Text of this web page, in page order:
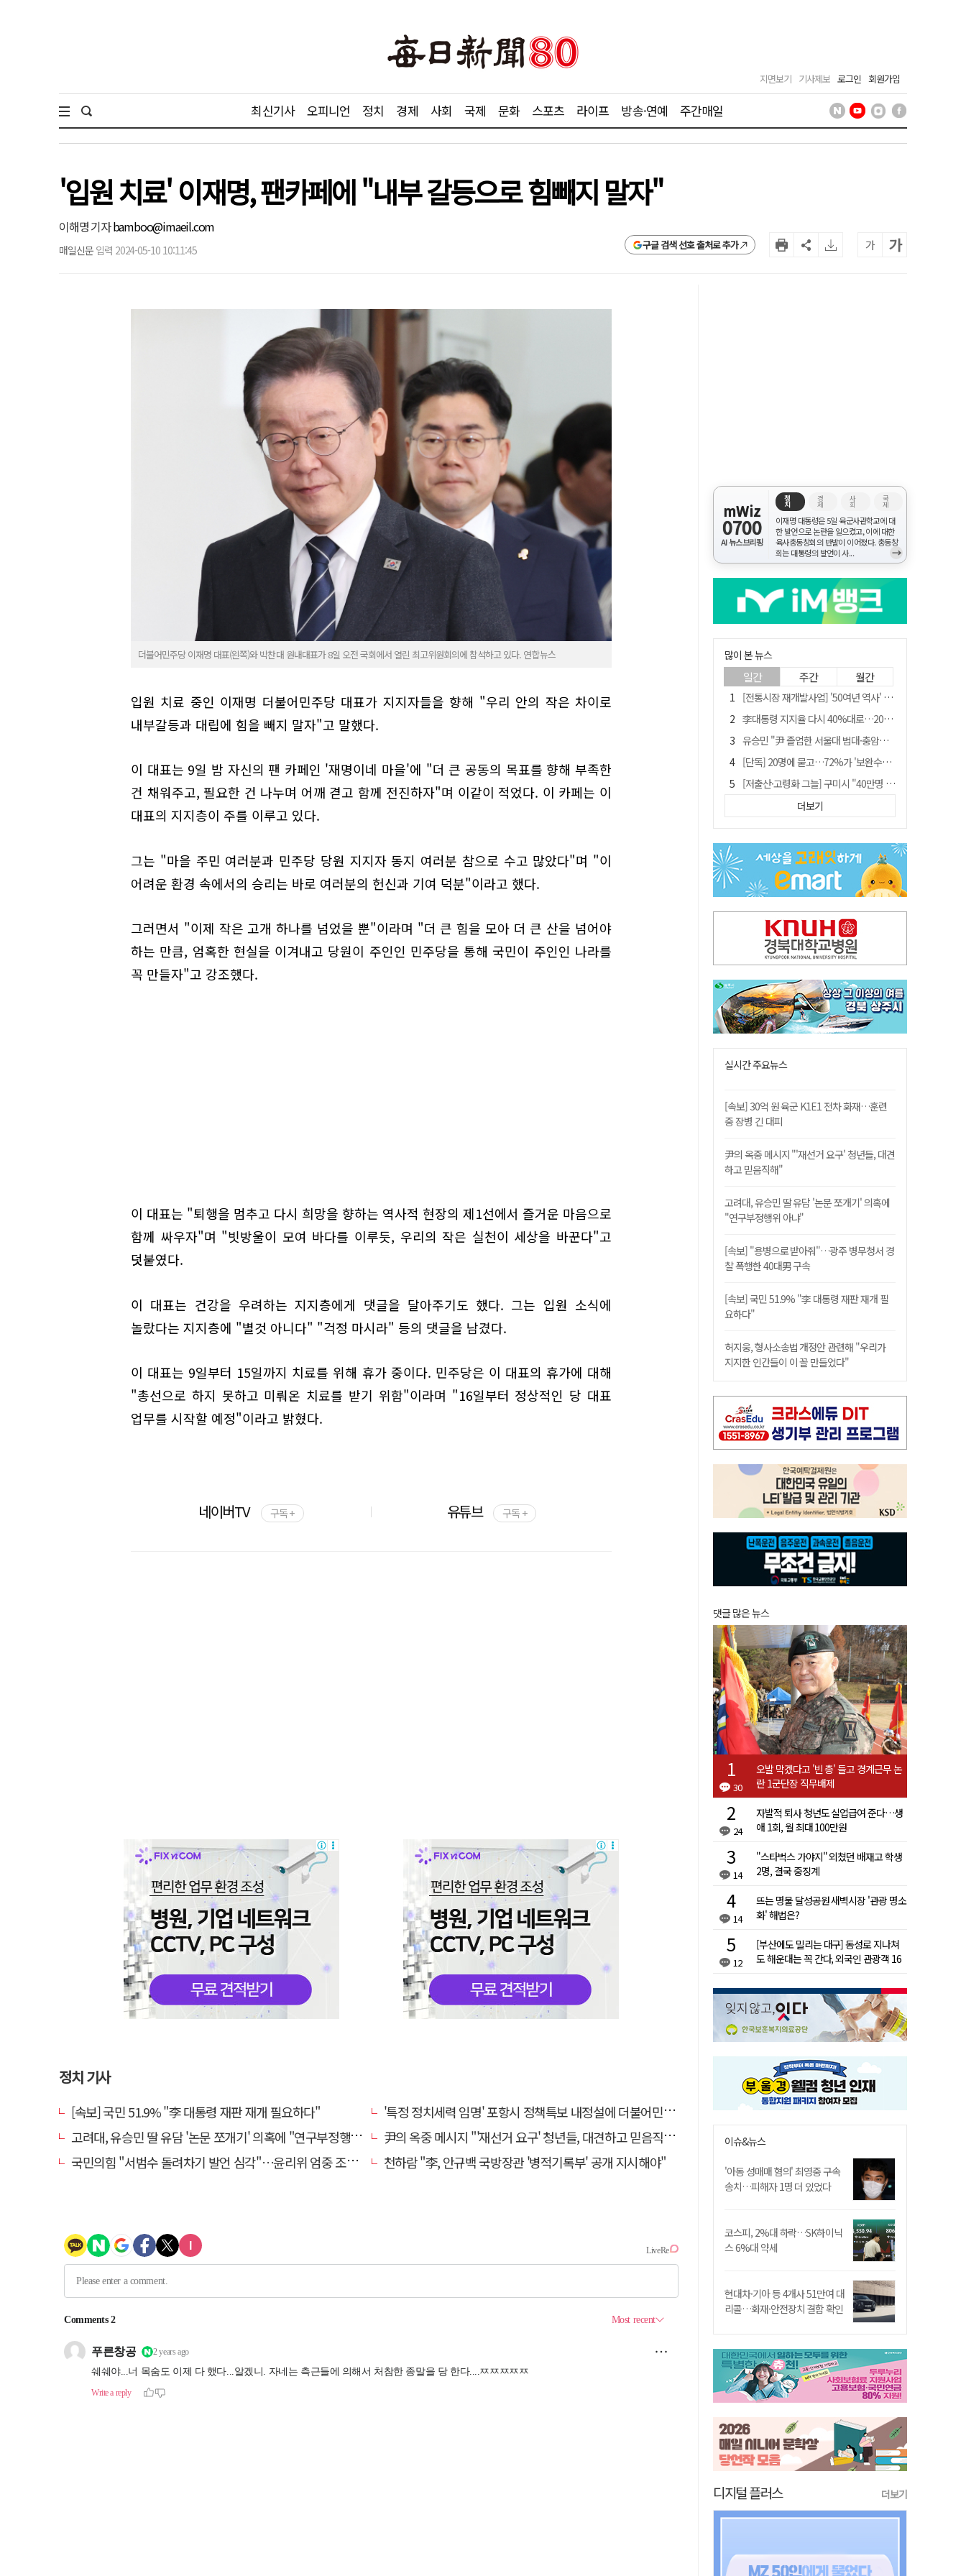
지면보기 기사제보 로그인 회원가입
최신기사 오피니언 정치 경제 사회 국제 문화 스포츠 라이프 방송·연예 주간매일
'입원 치료' 이재명, 팬카페에 "내부 갈등으로 힘빼지 말자"
이해명 기자bamboo@imaeil.com
매일신문 입력 2024-05-10 10:11:45 구글 검색 선호 출처로 추가 가 가
더불어민주당 이재명 대표(왼쪽)와 박찬대 원내대표가 8일 오전 국회에서 열린 최고위원회의에 참석하고 있다. 연합뉴스
입원 치료 중인 이재명 더불어민주당 대표가 지지자들을 향해 "우리 안의 작은 차이로
내부갈등과 대립에 힘을 빼지 말자"고 말했다.
이 대표는 9일 밤 자신의 팬 카페인 '재명이네 마을'에 "더 큰 공동의 목표를 향해 부족한
건 채워주고, 필요한 건 나누며 어깨 겯고 함께 전진하자"며 이같이 적었다. 이 카페는 이
대표의 지지층이 주를 이루고 있다.
그는 "마을 주민 여러분과 민주당 당원 지지자 동지 여러분 참으로 수고 많았다"며 "이
어려운 환경 속에서의 승리는 바로 여러분의 헌신과 기여 덕분"이라고 했다.
그러면서 "이제 작은 고개 하나를 넘었을 뿐"이라며 "더 큰 힘을 모아 더 큰 산을 넘어야
하는 만큼, 엄혹한 현실을 이겨내고 당원이 주인인 민주당을 통해 국민이 주인인 나라를
꼭 만들자"고 강조했다.
이 대표는 "퇴행을 멈추고 다시 희망을 향하는 역사적 현장의 제1선에서 즐거운 마음으로
함께 싸우자"며 "빗방울이 모여 바다를 이루듯, 우리의 작은 실천이 세상을 바꾼다"고
덧붙였다.
이 대표는 건강을 우려하는 지지층에게 댓글을 달아주기도 했다. 그는 입원 소식에
놀랐다는 지지층에 "별것 아니다" "걱정 마시라" 등의 댓글을 남겼다.
이 대표는 9일부터 15일까지 치료를 위해 휴가 중이다. 민주당은 이 대표의 휴가에 대해
"총선으로 하지 못하고 미뤄온 치료를 받기 위함"이라며 "16일부터 정상적인 당 대표
업무를 시작할 예정"이라고 밝혔다.
네이버TV 구독 + 유튜브 구독 +
정치 기사
[속보] 국민 51.9% "李 대통령 재판 재개 필요하다"
'특정 정치세력 임명' 포항시 정책특보 내정설에 더불어민주당 반발나서
고려대, 유승민 딸 유담 '논문 쪼개기' 의혹에 "연구부정행위 아냐"
尹의 옥중 메시지 "'재선거 요구' 청년들, 대견하고 믿음직해"
국민의힘 "서범수 돌려차기 발언 심각"…윤리위 엄중 조치 의견 모아
천하람 "李, 안규백 국방장관 '병적기록부' 공개 지시해야"
mWiz
0700
AI 뉴스브리핑
정
치
경
제
사
회
국
제
이재명 대통령은 5일 육군사관학교에 대
한 발언으로 논란을 일으켰고, 이에 대한
육사총동창회의 반발이 이어졌다. 총동창
회는 대통령의 발언이 사...
→
많이 본 뉴스
일간 주간 월간
[전통시장 재개발사업] '50여년 역사' 수성시장 자리에 25층 주상복합 들어선다
李대통령 지지율 다시 40%대로…20대는 18.8%p 급락
유승민 "尹 졸업한 서울대 법대·충암고도 없애야"…李 육사 통합 직격
[단독] 20명에 묻고…72%가 '보완수사권 폐지'?
[저출산·고령화 그늘] 구미시 "40만명 사수" 고령군 "3만명대 회복"
[전통시장 재개발사업] 신천시장 재개발, 준공 후에도 소송전
안동-사가에, "50년 우정 넘어 미래 50년 함께 연다"
[인사]경상북도
"김용민, 흑백논리로 세상 보는 듯" 검찰 내부서 지탄
더보기
실시간 주요뉴스
[속보] 30억 원 육군 K1E1 전차 화재…훈련
중 장병 긴 대피
尹의 옥중 메시지 "'재선거 요구' 청년들, 대견
하고 믿음직해"
고려대, 유승민 딸 유담 '논문 쪼개기' 의혹에
"연구부정행위 아냐"
[속보] "용병으로 받아줘"…광주 병무청서 경
찰 폭행한 40대男 구속
[속보] 국민 51.9% "李 대통령 재판 재개 필
요하다"
허지웅, 형사소송법 개정안 관련해 "우리가
지지한 인간들이 이 꼴 만들었다"
댓글 많은 뉴스
30
오발 막겠다고 '빈 총' 들고 경계근무 논
란 1군단장 직무배제
24
자발적 퇴사 청년도 실업급여 준다…생
애 1회, 월 최대 100만원
14
"스타벅스 가야지" 외쳤던 배재고 학생
2명, 결국 중징계
14
뜨는 명물 달성공원 새벽시장 '관광 명소
화' 해법은?
12
[부산에도 밀리는 대구] 동성로 지나쳐
도 해운대는 꼭 간다, 외국인 관광객 16
이슈&뉴스
'아동 성매매 혐의' 최영중 구속
송치…피해자 1명 더 있었다
코스피, 2%대 하락…SK하이닉
스 6%대 약세
현대차·기아 등 4개사 51만여 대
리콜…화재·안전장치 결함 확인
디지털 플러스 더보기